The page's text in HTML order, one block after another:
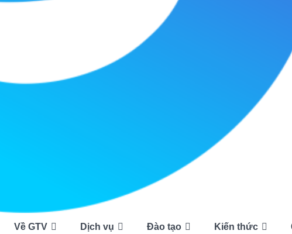
Về GTV Dịch vụ Đào tạo Kiến thức